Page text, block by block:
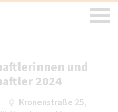
und
2024
Kronenstraße 25,